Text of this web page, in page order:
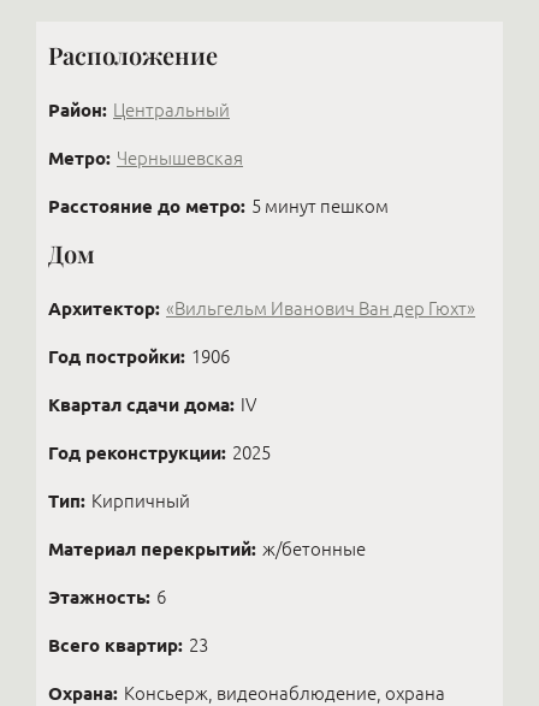
Расположение
Район: Центральный
Метро: Чернышевская
Расстояние до метро: 5 минут пешком
Дом
Архитектор: «Вильгельм Иванович Ван дер Гюхт»
Год постройки: 1906
Квартал сдачи дома: IV
Год реконструкции: 2025
Тип: Кирпичный
Материал перекрытий: ж/бетонные
Этажность: 6
Всего квартир: 23
Охрана: Консьерж, видеонаблюдение, охрана